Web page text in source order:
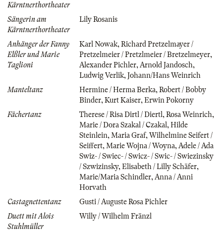
Kärntnerthortheater
Sängerin am
Kärntnerthortheater
Lily Rosanis
Anhänger der Fanny
Elßler und Marie
Taglioni
Karl Nowak, Richard Pretzelmayer /
Pretzelmeier / Pretzlmeier / Bretzelmeyer,
Alexander Pichler, Arnold Jandosch,
Ludwig Verlik, Johann/Hans Weinrich
Manteltanz
Hermine / Herma Berka, Robert / Bobby
Binder, Kurt Kaiser, Erwin Pokorny
Fächertanz
Therese / Risa Dirtl / Diertl , Rosa Weinrich,
Marie / Dora Szakal / Czakal , Hilde
Steinlein, Maria Graf, Wilhelmine Seifert /
Seiffert, Marie Wojna / Woyna, Adele / Ada
Swiz- / Swiec- / Swicz- / Swic- / Swiezinsky
/ Szwizinsky, Elisabeth / Lilly Schäfer,
Marie/Maria Schindler, Anna / Anni
Horvath
Castagnettentanz
Gusti / Auguste Rosa Pichler
Duett mit Alois
Stuhlmüller
Willy / Wilhelm Fränzl